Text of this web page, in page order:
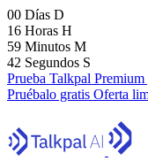
00 Días D
16 Horas H
59 Minutos M
41 Segundos S
Prueba Talkpal
Pruébalo gratis Oferta